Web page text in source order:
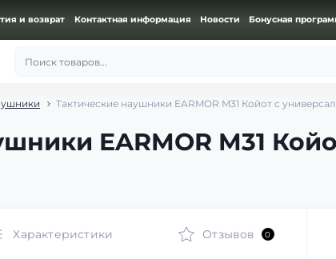
и возврат Контактная информация Новости Бонусная
Поиск товаров...
Тактические наушники EARMOR M31 Койот с
EARMOR M31
Характеристики Отзывов 0